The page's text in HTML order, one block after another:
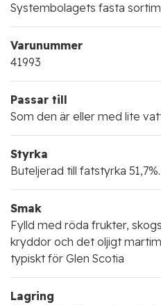
Systembolagets fasta
Varunummer
41993
Passar till
Som den är eller med lite
Styrka
Buteljerad till fatstyrka 51,7%.
Smak
Fylld med röda frukter,
kryddor och det oljigt
typiskt för Glen Scotia
Lagring